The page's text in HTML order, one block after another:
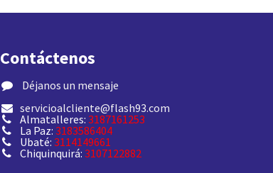
Contáctenos
​ Déjanos un mensaje
servicioalcliente@flash93.com
Almatalleres: 3187161253
La Paz: 3183586404
Ubaté: 3114149661
Chiquinquirá: 3107122882